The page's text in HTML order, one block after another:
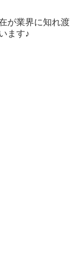
が業界に知れ渡
ます♪